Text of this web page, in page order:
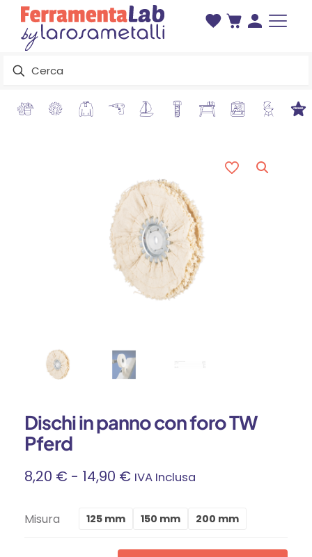
Dischi in panno con foro TW
Pferd
8,20 € - 14,90 €Fascia
IVA Inclusa
Misura 125 mm 150 mm 200 mm